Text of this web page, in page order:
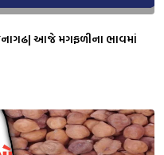
આજે મગફળીના ભાવમાં